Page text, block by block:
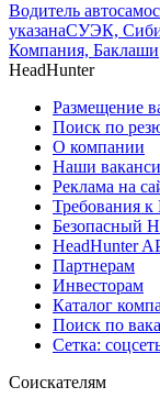
Водитель
указанаСУЭК,
Компания, Баклаши
HeadHunter
Размещение
Поиск по
О компании
Наши
Реклама на
Требования
Безопасный
HeadHunter
Партнерам
Инвесторам
Каталог
Поиск по
Сетка:
Соискателям